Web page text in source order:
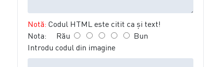
Notă: Codul HTML este citit ca şi text!
Nota: Rău
Bun
Introdu codul din imagine